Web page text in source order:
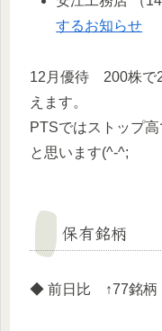
するお知らせ
12月優待 200株で
えます。
PTSではストップ
と思います(^-^;
保有銘柄
◆ 前日比 ↑77銘